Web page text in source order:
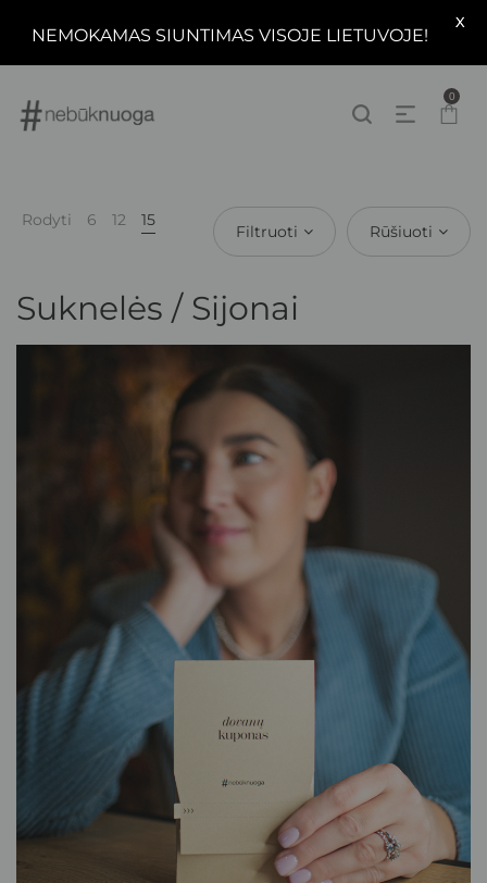
0
Rodyti 6 12 15
Filtruoti Rūšiuoti
Suknelės / Sijonai
NEMOKAMAS SIUNTIMAS VISOJE LIETUVOJE!
X